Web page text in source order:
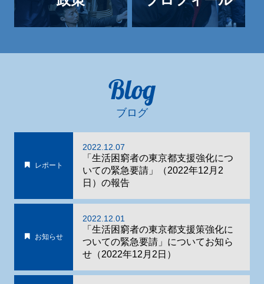
Blog
ブログ
レポート
2022.12.07
「生活困窮者の東京都支援強化につ
いての緊急要請」（2022年12月2
日）の報告
お知らせ
2022.12.01
「生活困窮者の東京都支援策強化に
ついての緊急要請」についてお知ら
せ（2022年12月2日）